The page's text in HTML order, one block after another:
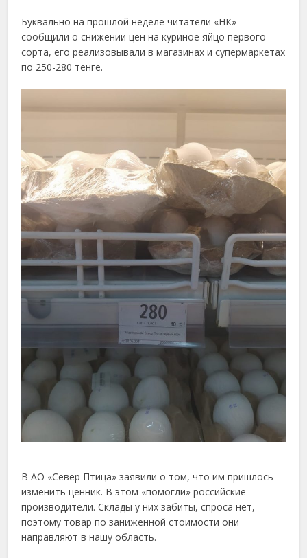
Буквально на прошлой неделе читатели «НК»
сообщили о снижении цен на куриное яйцо первого
сорта, его реализовывали в магазинах и супермаркетах
по 250-280 тенге.
В АО «Север Птица» заявили о том, что им пришлось
изменить ценник. В этом «помогли» российские
производители. Склады у них забиты, спроса нет,
поэтому товар по заниженной стоимости они
направляют в нашу область.